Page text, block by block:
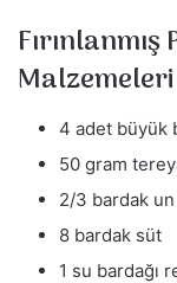
Malzemeleri
4 adet büyük
50 gram
2/3 bardak un
8 bardak süt
1 su bardağı